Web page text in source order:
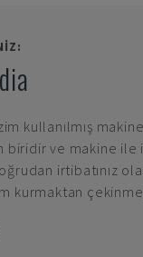
kullanılmış
biridir ve makine ile
irtibatınız
kurmaktan